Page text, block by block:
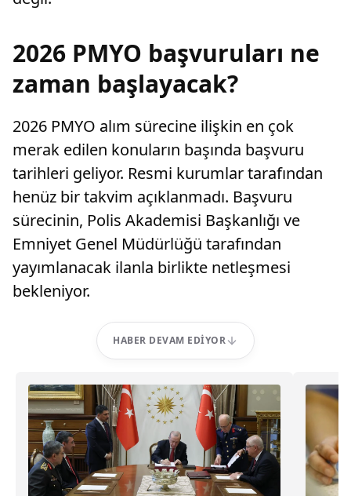
2026 PMYO başvuruları ne
zaman başlayacak?
2026 PMYO alım sürecine ilişkin en çok
merak edilen konuların başında başvuru
tarihleri geliyor. Resmi kurumlar tarafından
henüz bir takvim açıklanmadı. Başvuru
sürecinin, Polis Akademisi Başkanlığı ve
Emniyet Genel Müdürlüğü tarafından
yayımlanacak ilanla birlikte netleşmesi
bekleniyor.
HABER DEVAM EDIYOR